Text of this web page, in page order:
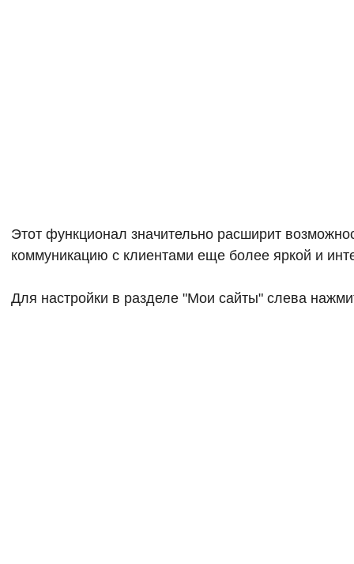
Этот функционал значительно расширит
коммуникацию с клиентами еще более яркой и
Для настройки в разделе "Мои сайты" слева